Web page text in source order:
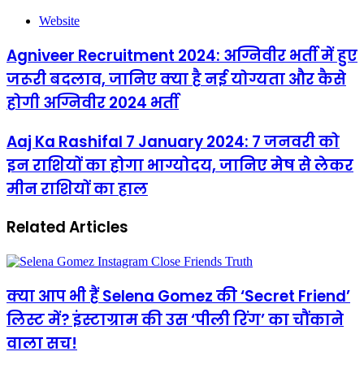
Website
Agniveer Recruitment 2024: अग्निवीर भर्ती में हुए
जरूरी बदलाव, जानिए क्या है नई योग्यता और कैसे
होगी अग्निवीर 2024 भर्ती
Aaj Ka Rashifal 7 January 2024: 7 जनवरी को
इन राशियों का होगा भाग्योदय, जानिए मेष से लेकर
मीन राशियों का हाल
Related Articles
क्या आप भी हैं Selena Gomez की ‘Secret Friend’
लिस्ट में? इंस्टाग्राम की उस ‘पीली रिंग’ का चौंकाने
वाला सच!